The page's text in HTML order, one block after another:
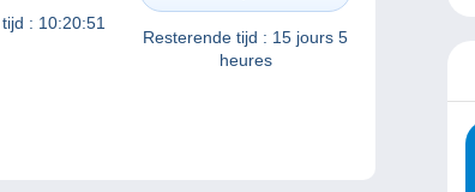
: 10:20:51
Resterende tijd : 15 jours 5
heures